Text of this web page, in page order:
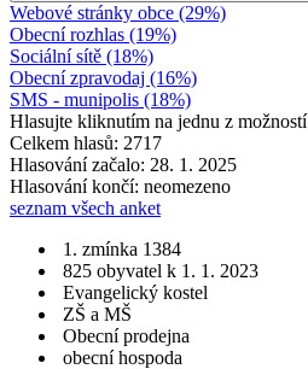
Webové stránky obce (29%)
Obecní rozhlas (19%)
Sociální sítě (18%)
Obecní zpravodaj (16%)
SMS - munipolis (18%)
Hlasujte kliknutím na jednu z možností
Celkem hlasů: 2717
Hlasování začalo: 28. 1. 2025
Hlasování končí: neomezeno
seznam všech anket
1. zmínka 1384
825 obyvatel k 1. 1. 2023
Evangelický kostel
ZŠ a MŠ
Obecní prodejna
obecní hospoda